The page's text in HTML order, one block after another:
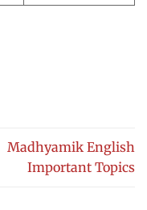
Madhyamik English
Important Topics